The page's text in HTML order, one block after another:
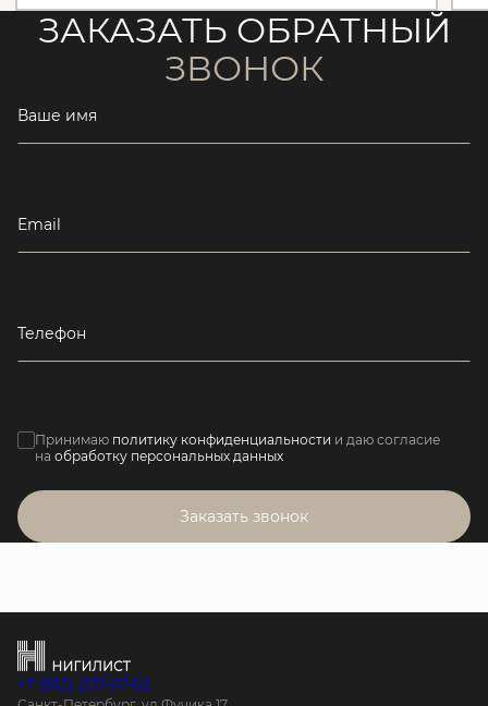
ЗАКАЗАТЬ ОБРАТНЫЙ
ЗВОНОК
Ваше имя
Email
Телефон
Принимаю политику конфиденциальности и даю согласие
на обработку персональных данных
Заказать звонок
+7 (812) 207-07-02